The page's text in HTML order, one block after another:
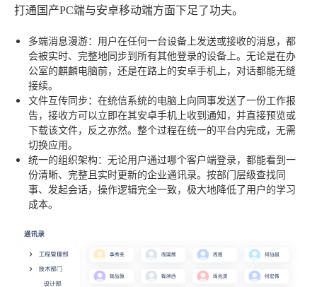
打通国产PC端与安卓移动端方面下足了功夫。
多端消息漫游：用户在任何一台设备上发送或接收的消息，都
会被实时、完整地同步到所有其他登录的设备上。无论是在办
公室的麒麟电脑前，还是在路上的安卓手机上，对话都能无缝
接续。
文件互传同步：在统信系统的电脑上向同事发送了一份工作报
告，接收方可以立即在其安卓手机上收到通知，并直接预览或
下载该文件，反之亦然。整个过程在统一的平台内完成，无需
切换应用。
统一的组织架构：无论用户通过哪个客户端登录，都能看到一
份清晰、完整且实时更新的企业通讯录。按部门层级查找同
事、发起会话，操作逻辑完全一致，极大地降低了用户的学习
成本。